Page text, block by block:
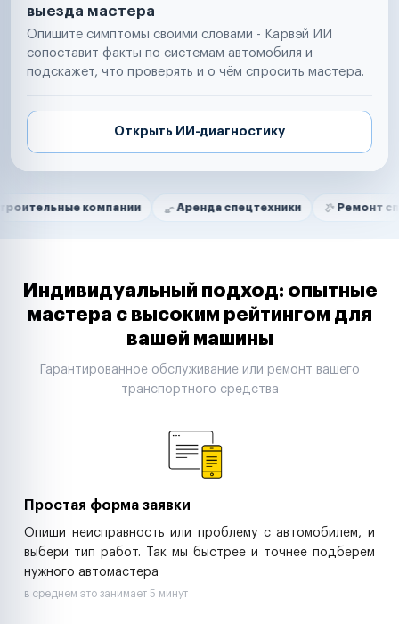
выезда мастера
Опишите симптомы своими словами - Карвэй ИИ
сопоставит факты по системам автомобиля и
подскажет, что проверять и о чём спросить мастера.
Открыть ИИ-диагностику
Нам доверяют
компании Аренда спецтехники Ремонт
Маркетплейсы
Таксопарки
Автодилеры
Строительные компании
Аренда спецтехники
Индивидуальный подход: опытные
мастера с высоким рейтингом для
вашей машины
Гарантированное обслуживание или ремонт вашего
транспортного средства
Простая форма заявки
Опиши неисправность или проблему с автомобилем, и
выбери тип работ. Так мы быстрее и точнее подберем
нужного автомастера
в среднем это занимает 5 минут